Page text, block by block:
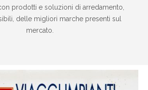
prodotti e soluzioni di arredamento,
delle migliori marche presenti sul
mercato.